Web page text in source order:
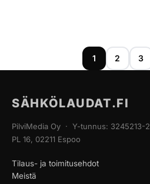
1 2 3
SÄHKÖLAUDAT.FI
PilviMedia Oy · Y-tunnus: 3245213-2
PL 16, 02211 Espoo
Tilaus- ja toimitusehdot
Meistä